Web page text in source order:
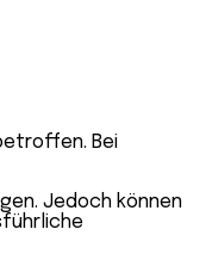
Bei
Jedoch können